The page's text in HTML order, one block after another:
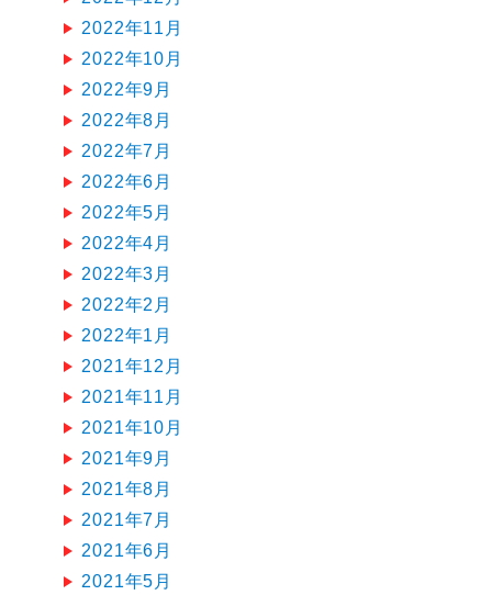
2022年11月
2022年10月
2022年9月
2022年8月
2022年7月
2022年6月
2022年5月
2022年4月
2022年3月
2022年2月
2022年1月
2021年12月
2021年11月
2021年10月
2021年9月
2021年8月
2021年7月
2021年6月
2021年5月